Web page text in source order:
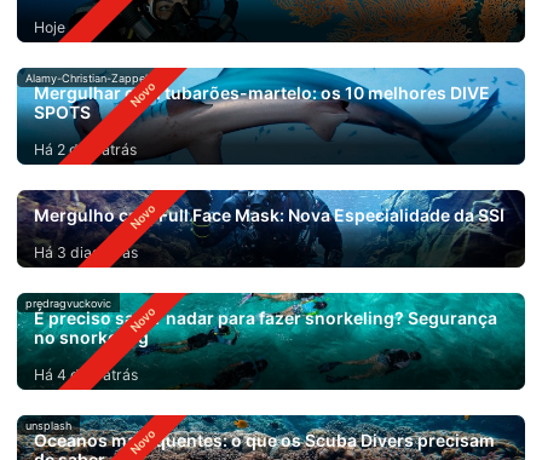
Hoje
Alamy-Christian-Zappel
Mergulhar com tubarões-martelo: os 10 melhores DIVE
SPOTS
Há 2 dias atrás
Mergulho com Full Face Mask: Nova Especialidade da SSI
Há 3 dias atrás
predragvuckovic
É preciso saber nadar para fazer snorkeling? Segurança
no snorkeling
Há 4 dias atrás
unsplash
Oceanos mais quentes: o que os Scuba Divers precisam